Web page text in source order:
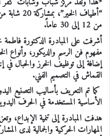
“أطياف
من 12 إلى 30 عاماً.
أشرفت على المبادرة الدكتورة
مفهوم فن الرسم والديكور، وأنواع
إضافة إلى توظيف الخرز والحبال
القماش في التصميم الفني.
كما تم التعريف بأساليب التصنيع
الأساسية المستخدمة في الحرف
هدفت المبادرة إلى تنمية الإبداع،
المهارات الحركية والجمالية لدى